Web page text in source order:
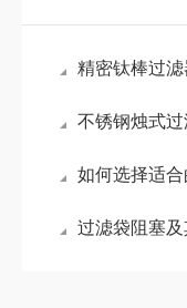
精密钛棒过
不锈钢烛式过
如何选择适合
过滤袋阻塞